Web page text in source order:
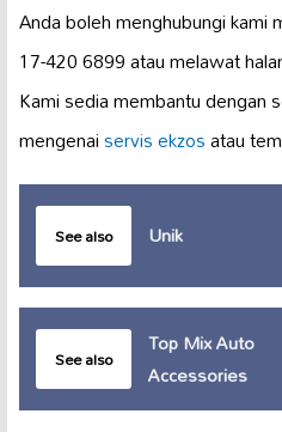
Anda boleh menghubungi
17-420 6899 atau melawat
Kami sedia membantu dengan
mengenaiservis ekzosatau
See also Unik
See also
Top Mix Auto
Accessories